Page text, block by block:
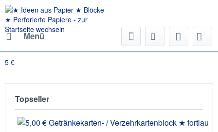
Menü
5 €
Topseller